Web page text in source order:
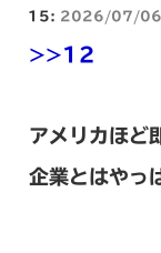
15: 2026/07/
>>12
アメリカほど
企業とはやっ